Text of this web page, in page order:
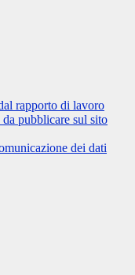
rapporto di lavoro
pubblicare sul sito
dei dati